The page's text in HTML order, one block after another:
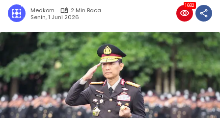
Medkom
2 Min Baca
Senin, 1 Juni 2026
1682